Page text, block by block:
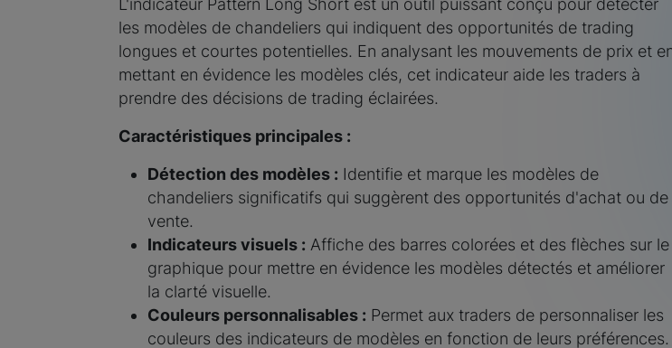
L'indicateur Pattern Long Short est un outil puissant conçu pour détecter
les modèles de chandeliers qui indiquent des opportunités de trading
longues et courtes potentielles. En analysant les mouvements de prix et
mettant en évidence les modèles clés, cet indicateur aide les traders à
prendre des décisions de trading éclairées.
Caractéristiques principales :
Détection des modèles : Identifie et marque les modèles de
chandeliers significatifs qui suggèrent des opportunités d'achat ou de
vente.
Indicateurs visuels : Affiche des barres colorées et des flèches sur le
graphique pour mettre en évidence les modèles détectés et améliorer
la clarté visuelle.
Couleurs personnalisables : Permet aux traders de personnaliser les
couleurs des indicateurs de modèles en fonction de leurs préférences.